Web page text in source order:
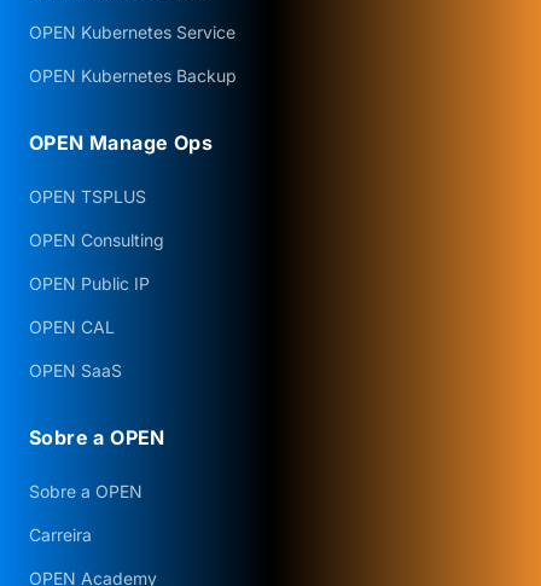
OPEN Kubernetes Service
OPEN Kubernetes Backup
OPEN Manage Ops
OPEN TSPLUS
OPEN Consulting
OPEN Public IP
OPEN CAL
OPEN SaaS
Sobre a OPEN
Sobre a OPEN
Carreira
OPEN Academy